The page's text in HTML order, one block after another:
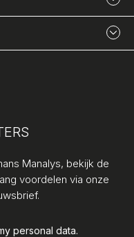
Manalys, bekijk de
voordelen via onze
personal data.